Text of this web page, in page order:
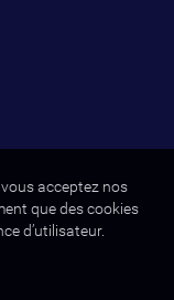
acceptez nos
que des cookies
d’utilisateur.